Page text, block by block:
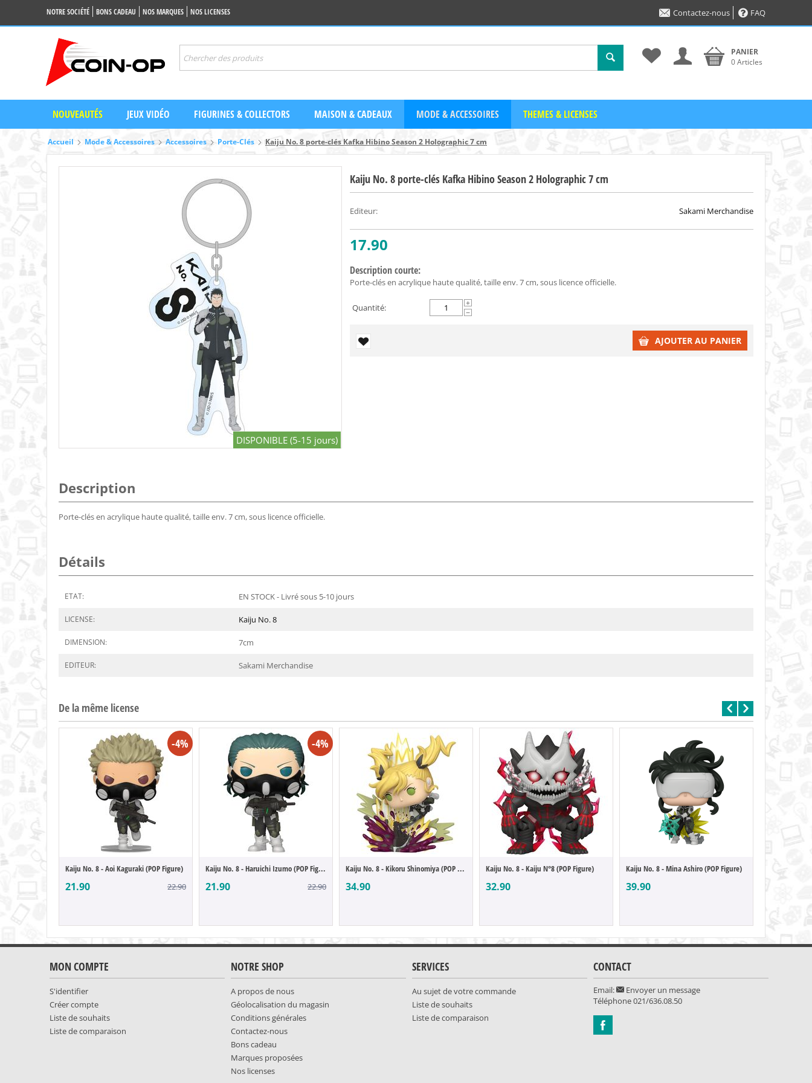
NOTRE SOCIÉTÉ BONS CADEAU NOS MARQUES NOS LICENSES Contactez-nous FAQ
PANIER
0 Articles
NOUVEAUTÉS JEUX VIDÉO FIGURINES & COLLECTORS MAISON & CADEAUX MODE & ACCESSOIRES THEMES & LICENSES
Accueil Mode & Accessoires Accessoires Porte-Clés Kaiju No. 8 porte-clés Kafka Hibino Season 2 Holographic 7 cm
DISPONIBLE (5-15 jours)
Kaiju No. 8 porte-clés Kafka Hibino Season 2 Holographic 7 cm
Editeur: Sakami Merchandise
17.90
Description courte:
Porte-clés en acrylique haute qualité, taille env. 7 cm, sous licence officielle.
Quantité:
+
−
AJOUTER AU PANIER
Description
Porte-clés en acrylique haute qualité, taille env. 7 cm, sous licence officielle.
Détails
ETAT: EN STOCK - Livré sous 5-10 jours
LICENSE: Kaiju No. 8
DIMENSION: 7cm
EDITEUR: Sakami Merchandise
De la même license
-4%
Kaiju No. 8 - Aoi Kaguraki (POP Figure)
21.90 22.90
-4%
Kaiju No. 8 - Haruichi Izumo (POP Figure)
21.90 22.90
Kaiju No. 8 - Kikoru Shinomiya (POP Figure)
34.90
Kaiju No. 8 - Kaiju N°8 (POP Figure)
32.90
Kaiju No. 8 - Mina Ashiro (POP Figure)
39.90
MON COMPTE
S'identifier
Créer compte
Liste de souhaits
Liste de comparaison
NOTRE SHOP
A propos de nous
Géolocalisation du magasin
Conditions générales
Contactez-nous
Bons cadeau
Marques proposées
Nos licenses
SERVICES
Au sujet de votre commande
Liste de souhaits
Liste de comparaison
CONTACT
Email:
Envoyer un message
Téléphone021/636.08.50